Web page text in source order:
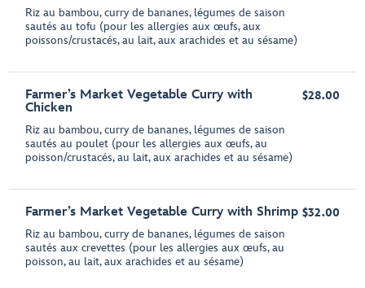
Riz au bambou, curry de bananes, légumes de saison
sautés au tofu (pour les allergies aux œufs, aux
poissons/crustacés, au lait, aux arachides et au sésame)
Farmer’s Market Vegetable Curry with
Chicken
Riz au bambou, curry de bananes, légumes de saison
sautés au poulet (pour les allergies aux œufs, au
poisson/crustacés, au lait, aux arachides et au sésame)
$28.00
Farmer’s Market Vegetable Curry with Shrimp
Riz au bambou, curry de bananes, légumes de saison
sautés aux crevettes (pour les allergies aux œufs, au
poisson, au lait, aux arachides et au sésame)
$32.00